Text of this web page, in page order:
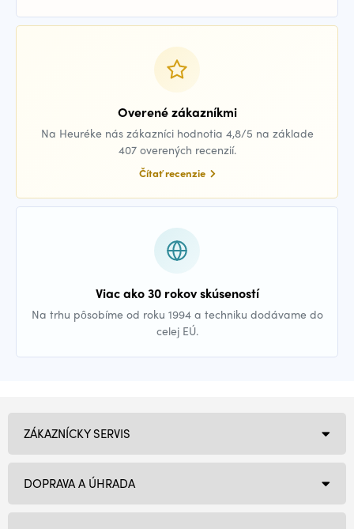
Overené zákazníkmi
Na Heuréke nás zákazníci hodnotia 4,8/5 na základe
407 overených recenzií.
Čítať recenzie
Viac ako 30 rokov skúseností
Na trhu pôsobíme od roku 1994 a techniku dodávame do
celej EÚ.
ZÁKAZNÍCKY SERVIS
DOPRAVA A ÚHRADA